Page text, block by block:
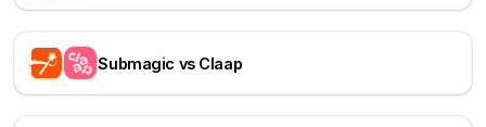
Submagic vs Claap